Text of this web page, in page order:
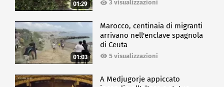
migliorare la presa in carico delle persone con
diabete.
CRONACA
01:29 3 visualizzazioni
01:03
Marocco, centinaia di migranti
arrivano nell'enclave spagnola
di Ceuta
5 visualizzazioni
A Medjugorje appiccato